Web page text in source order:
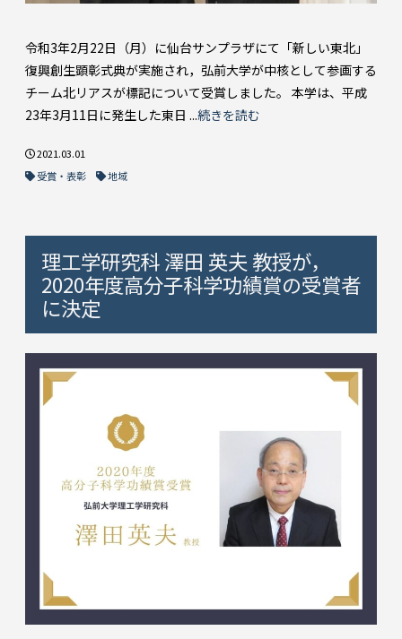
令和3年2月22日（月）に仙台サンプラザにて「新しい東北」
復興創生顕彰式典が実施され，弘前大学が中核として参画する
チーム北リアスが標記について受賞しました。 本学は、平成
23年3月11日に発生した東日 ...続きを読む
2021.03.01
受賞・表彰
地域
理工学研究科 澤田 英夫 教授が，
2020年度高分子科学功績賞の受賞者
に決定